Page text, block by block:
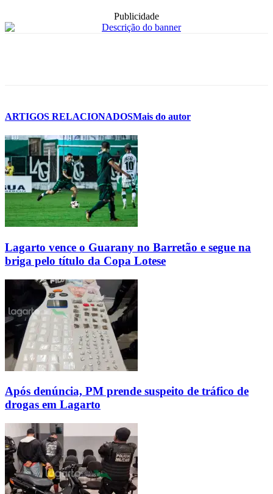
Publicidade
ARTIGOS RELACIONADOSMais do autor
Lagarto vence o Guarany no Barretão e segue na
briga pelo título da Copa Lotese
Após denúncia, PM prende suspeito de tráfico de
drogas em Lagarto